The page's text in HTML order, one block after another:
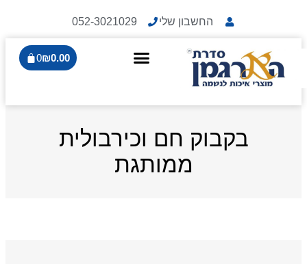
החשבון שלי 052-3021029
₪0.00
0
בקבוק חם וכירבולית
ממותגת